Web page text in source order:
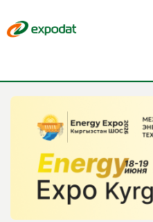
О сервисе
Организациям
Контакты
Организаторам